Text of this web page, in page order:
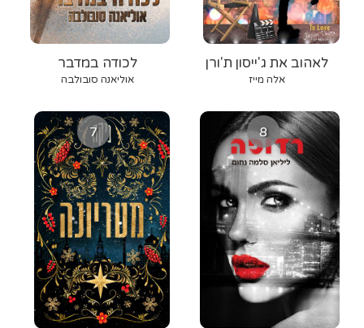
לכודה במדבר
אוליאנה סובולבה
לאהוב את ג'ייסון ת'ורן
אלה מייז
7 8